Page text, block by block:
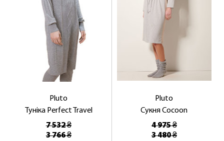
Pluto
Туніка Perfect Travel
7 532 ₴
3 766 ₴
Pluto
Сукня Cocoon
4 975 ₴
3 480 ₴